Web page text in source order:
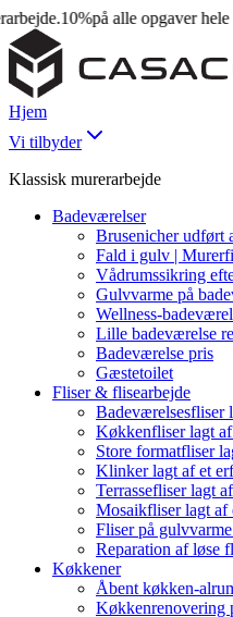
10%på alle opgaver hele
Hjem
Vi tilbyder
Klassisk murerarbejde
Badeværelser
Brusenicher udført
Fald i gulv |
Vådrumssikring
Gulvvarme på
Wellness-
Lille badeværelse
Badeværelse pris
Gæstetoilet
Fliser & flisearbejde
Badeværelsesfliser
Køkkenfliser lagt
Store formatfliser
Klinker lagt af et
Terrassefliser lagt
Mosaikfliser lagt af
Fliser på
Reparation af løse
Køkkener
Åbent køkken-
Køkkenrenovering